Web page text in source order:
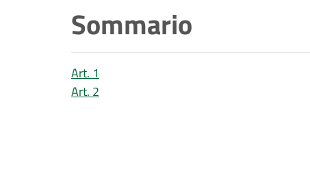
Sommario
Art. 1
Art. 2